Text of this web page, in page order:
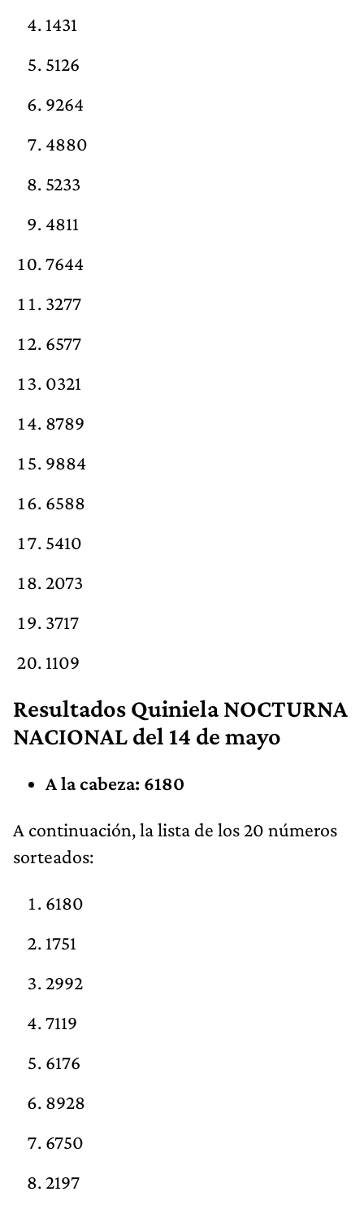
1431
5126
9264
4880
5233
4811
7644
3277
6577
0321
8789
9884
6588
5410
2073
3717
1109
Resultados Quiniela NOCTURNA
NACIONAL del 14 de mayo
A la cabeza: 6180
A continuación, la lista de los 20 números
sorteados:
6180
1751
2992
7119
6176
8928
6750
2197